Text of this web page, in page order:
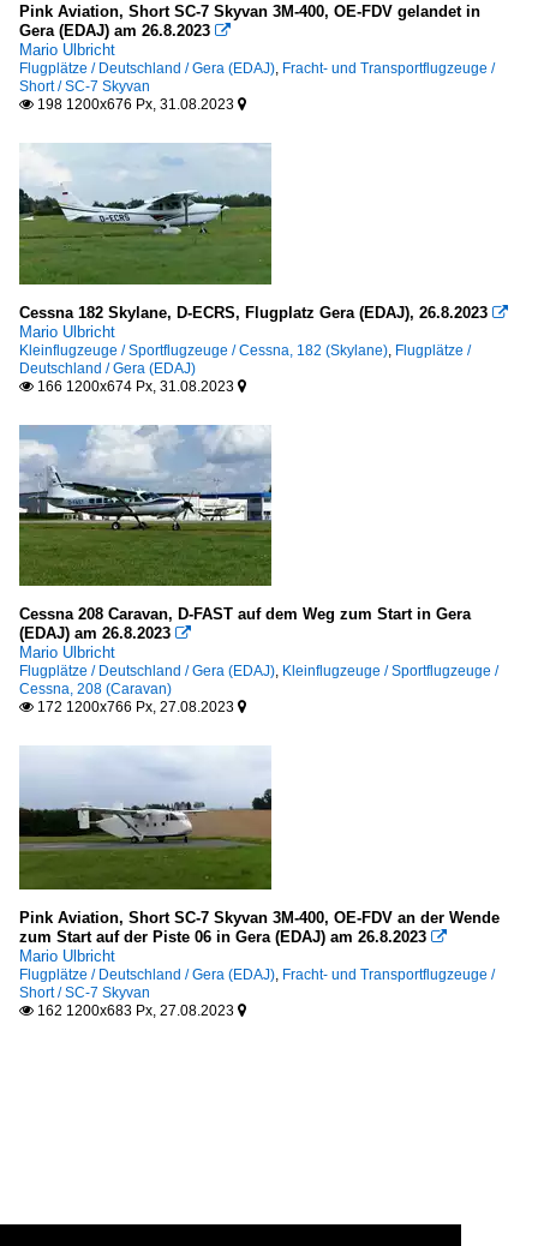
Pink Aviation, Short SC-7 Skyvan 3M-400, OE-FDV gelandet in
Gera (EDAJ) am 26.8.2023 
Mario Ulbricht
Flugplätze / Deutschland / Gera (EDAJ) Fracht- und Transportflugzeuge /
Short / SC-7 Skyvan
 198 1200x676 Px, 31.08.2023 
Cessna 182 Skylane, D-ECRS, Flugplatz Gera (EDAJ), 26.8.2023 
Mario Ulbricht
Kleinflugzeuge / Sportflugzeuge / Cessna, 182 (Skylane) Flugplätze /
Deutschland / Gera (EDAJ)
 166 1200x674 Px, 31.08.2023 
Cessna 208 Caravan, D-FAST auf dem Weg zum Start in Gera
(EDAJ) am 26.8.2023 
Mario Ulbricht
Flugplätze / Deutschland / Gera (EDAJ) Kleinflugzeuge / Sportflugzeuge /
Cessna, 208 (Caravan)
 172 1200x766 Px, 27.08.2023 
Pink Aviation, Short SC-7 Skyvan 3M-400, OE-FDV an der Wende
zum Start auf der Piste 06 in Gera (EDAJ) am 26.8.2023 
Mario Ulbricht
Flugplätze / Deutschland / Gera (EDAJ) Fracht- und Transportflugzeuge /
Short / SC-7 Skyvan
 162 1200x683 Px, 27.08.2023 